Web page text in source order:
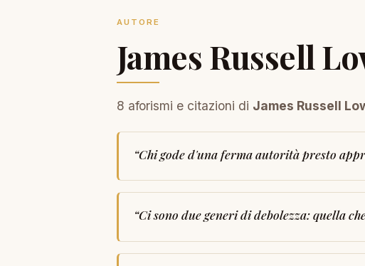
AUTORE
James Russell
8 aforismi e citazioni di James Russell
“Chi gode d'una ferma autorità presto
“Ci sono due generi di debolezza: quella